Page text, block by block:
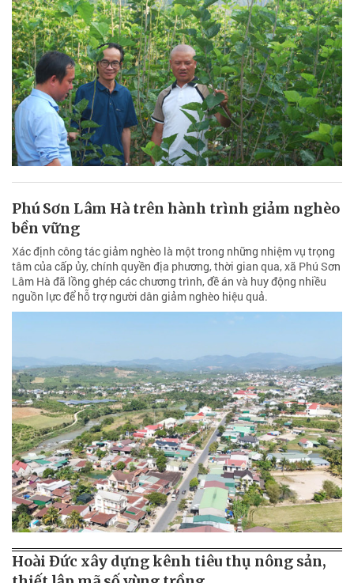
Phú Sơn Lâm Hà trên hành trình giảm nghèo
bền vững
Xác định công tác giảm nghèo là một trong những nhiệm vụ trọng
tâm của cấp ủy, chính quyền địa phương, thời gian qua, xã Phú Sơn
Lâm Hà đã lồng ghép các chương trình, đề án và huy động nhiều
nguồn lực để hỗ trợ người dân giảm nghèo hiệu quả.
Hoài Đức xây dựng kênh tiêu thụ nông sản,